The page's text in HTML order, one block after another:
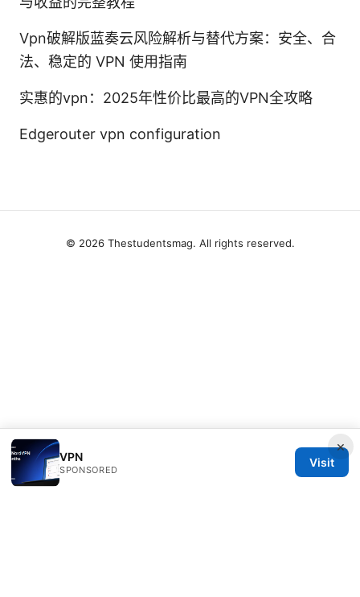
Vpn破解版蓝奏云风险解析与替代方案：安全、合
法、稳定的 VPN 使用指南
实惠的vpn：2025年性价比最高的VPN全攻略
Edgerouter vpn configuration
×
VPN
SPONSORED
Visit
© 2026 Thestudentsmag. All rights reserved.